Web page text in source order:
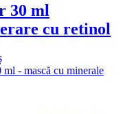
30 ml
cu retinol